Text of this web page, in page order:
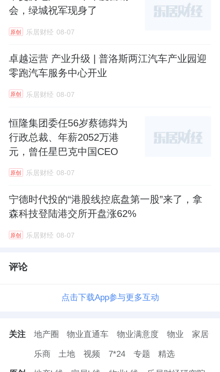
会，绿城祝军现身了
原创 乐居财经 08-07
卓越运营 产业升级 | 普洛斯两江汽车产业园迎
零跑汽车服务中心开业
原创 乐居财经 08-07
恒隆集团委任56岁蔡德粦为
行政总裁、年薪2052万港
元，曾任星巴克中国CEO
原创 乐居财经 08-07
宁德时代投的“港股线控底盘第一股”来了，拿
森科技登陆港交所开盘涨62%
原创 乐居财经 08-07
评论
点击下载App参与更多互动
关注 地产圈 物业直通车 物业满意度 物业 家居
乐商 土地 视频 7*24 专题 精选